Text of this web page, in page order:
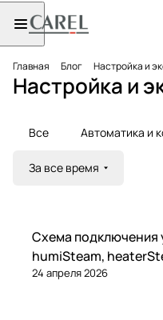
Главная Блог Настройка и
Настройка и
Все Автоматика и
За все время
Настройка и эксплуатация
24 апреля 2026
Схема подключения
humiSteam,